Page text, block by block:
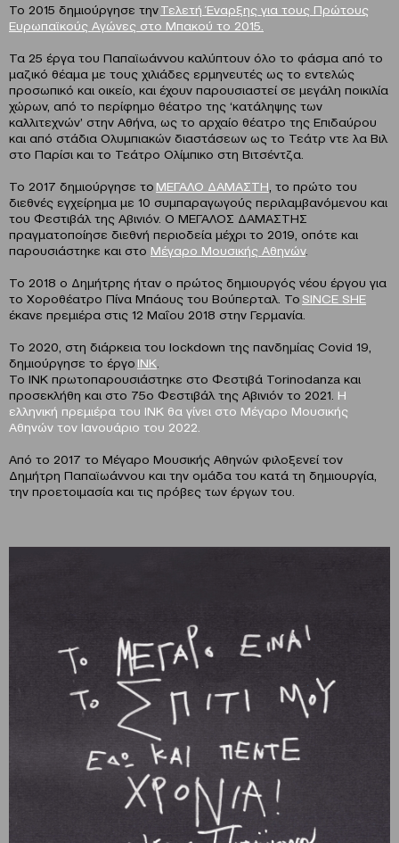
Το 2015 δημιούργησε τηνΤελετή Έναρξης για τους Πρώτους
Ευρωπαϊκούς Αγώνες στο Μπακού το 2015.
Τα 25 έργα του Παπαϊωάννου καλύπτουν όλο το φάσμα από το
μαζικό θέαμα με τους χιλιάδες ερμηνευτές ως το εντελώς
προσωπικό και οικείο, και έχουν παρουσιαστεί σε μεγάλη ποικιλία
χώρων, από το περίφημο θέατρο της ‘κατάληψης των
καλλιτεχνών’ στην Αθήνα, ως το αρχαίο θέατρο της Επιδαύρου
και από στάδια Ολυμπιακών διαστάσεων ως το Τεάτρ ντε λα Βιλ
στο Παρίσι και το Τεάτρο Ολίμπικο στη Βιτσέντζα.
Το 2017 δημιούργησε το ΜΕΓΑΛΟ ΔΑΜΑΣΤΗ , το πρώτο του
διεθνές εγχείρημα με 10 συμπαραγωγούς περιλαμβανόμενου και
του Φεστιβάλ της Αβινιόν. Ο ΜΕΓΑΛΟΣ ΔΑΜΑΣΤΗΣ
πραγματοποίησε διεθνή περιοδεία μέχρι το 2019, οπότε και
παρουσιάστηκε και στο Μέγαρο Μουσικής Αθηνών.
Το 2018 ο Δημήτρης ήταν ο πρώτος δημιουργός νέου έργου για
το Χοροθέατρο Πίνα Μπάους του Βούπερταλ. Το SINCE SHE
έκανε πρεμιέρα στις 12 Μαΐου 2018 στην Γερμανία.
Το 2020, στη διάρκεια του lockdown της πανδημίας Covid 19,
δημιούργησε το έργο INK
Το ΙΝΚ πρωτοπαρουσιάστηκε στο Φεστιβά Torinodanza και
προσεκλήθη και στο 75ο Φεστιβάλ της Αβινιόν το 2021. Η
ελληνική πρεμιέρα του ΙΝΚ θα γίνει στο Μέγαρο Μουσικής
Αθηνών τον Ιανουάριο του 2022.
Από το 2017 το Μέγαρο Μουσικής Αθηνών φιλοξενεί τον
Δημήτρη Παπαϊωάννου και την ομάδα του κατά τη δημιουργία,
την προετοιμασία και τις πρόβες των έργων του.